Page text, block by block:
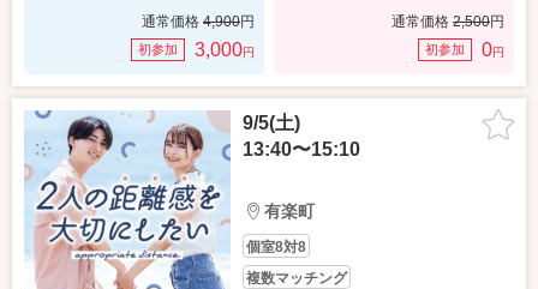
通常価格 4,900円
初参加 3,000円
通常価格 2,500円
初参加 0円
9/5(土)
13:40〜15:10
有楽町
個室8対8
複数マッチング